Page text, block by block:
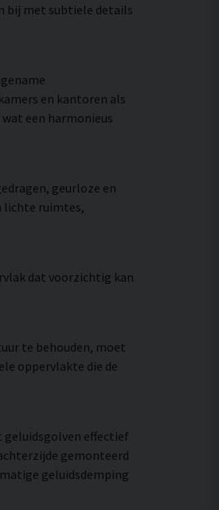
bij met subtiele details
en kantoren als
een harmonieus
geurloze en
lichte ruimtes,
dat voorzichtig kan
te behouden, moet
oppervlakte die de
geluidsgolven effectief
gemonteerd
geluidsdemping